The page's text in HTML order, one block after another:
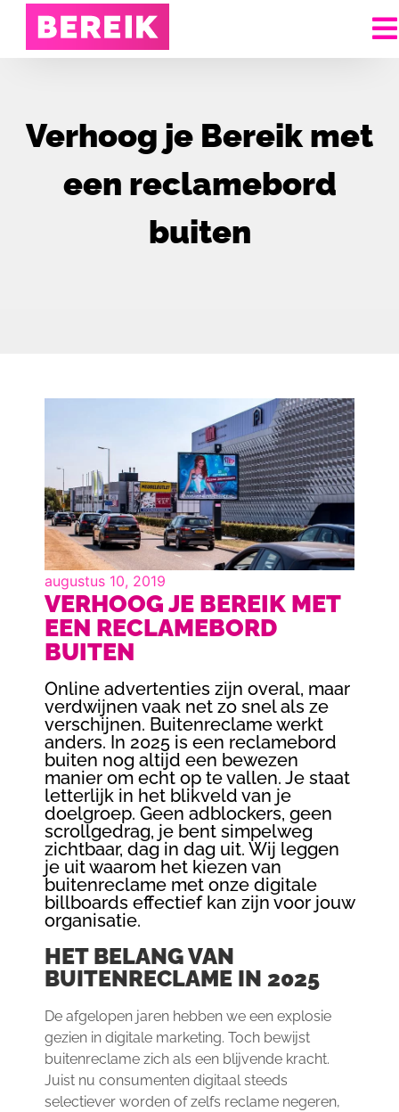
Verhoog je Bereik met
een reclamebord
buiten
augustus 10, 2019
VERHOOG JE BEREIK MET
EEN RECLAMEBORD
BUITEN
Online advertenties zijn overal, maar
verdwijnen vaak net zo snel als ze
verschijnen. Buitenreclame werkt
anders. In 2025 is een reclamebord
buiten nog altijd een bewezen
manier om echt op te vallen. Je staat
letterlijk in het blikveld van je
doelgroep. Geen adblockers, geen
scrollgedrag, je bent simpelweg
zichtbaar, dag in dag uit. Wij leggen
je uit waarom het kiezen van
buitenreclame met onze digitale
billboards effectief kan zijn voor jouw
organisatie.
HET BELANG VAN
BUITENRECLAME IN 2025
De afgelopen jaren hebben we een explosie
gezien in digitale marketing. Toch bewijst
buitenreclame zich als een blijvende kracht.
Juist nu consumenten digitaal steeds
selectiever worden of zelfs reclame negeren,